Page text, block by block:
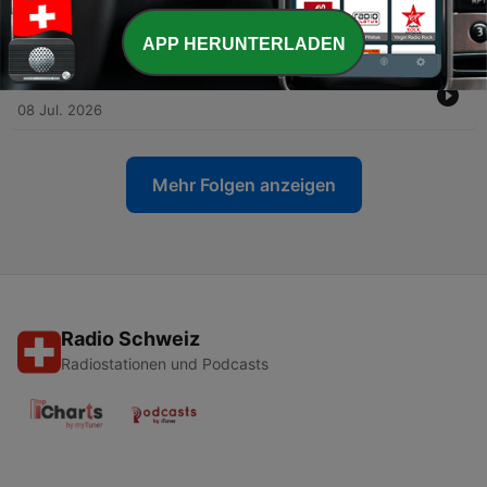
Reality-TV
15 Jul. 2026
43 - Bucket List - Irrsinn oder Glücklichmacher?
08 Jul. 2026
Mehr Folgen anzeigen
Radio Schweiz
Radiostationen und Podcasts
APP HERUNTERLADEN